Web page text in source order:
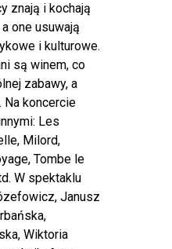
znają i kochają
one usuwają
i kulturowe.
są winem, co
zabawy, a
Na koncercie
Les
Milord,
Tombe le
W spektaklu
Janusz
Wiktoria